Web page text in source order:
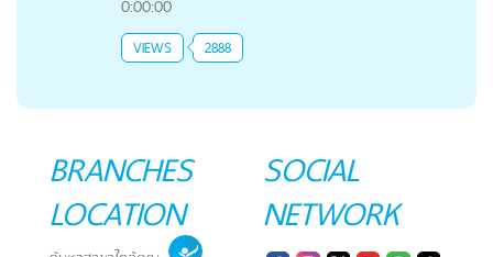
0:00:00
VIEWS 2888
BRANCHES
LOCATION
SOCIAL
NETWORK